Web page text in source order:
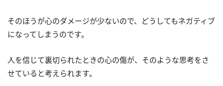
そのほうが心のダメージが少ないので、どうしてもネガティブ
になってしまうのです。
人を信じて裏切られたときの心の傷が、そのような思考をさ
せていると考えられます。